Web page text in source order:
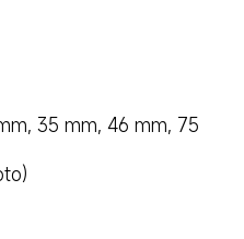
35 mm, 46 mm, 75